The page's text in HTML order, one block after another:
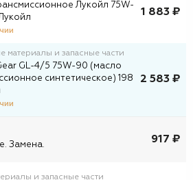
Лукойл 75W-
1 883 ₽
материалы и запасные части
GL-4/5 75W-90 (масло
синтетическое) 198
2 583 ₽
Замена. 917 ₽
и запасные части